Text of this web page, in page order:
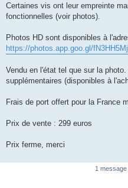
Certaines vis ont leur empreinte
fonctionnelles (voir photos).
Photos HD sont disponibles à
https://photos.app.goo.gl/
Vendu en l'état tel que sur la
supplémentaires (disponibles à
Frais de port offert pour la France
Prix de vente : 299 euros
Prix ferme, merci
1 message